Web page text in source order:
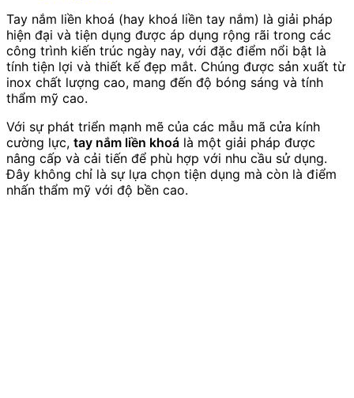
Tay nắm liền khoá (hay khoá liền tay nắm) là giải pháp
hiện đại và tiện dụng được áp dụng rộng rãi trong các
công trình kiến trúc ngày nay, với đặc điểm nổi bật là
tính tiện lợi và thiết kế đẹp mắt. Chúng được sản xuất từ
inox chất lượng cao, mang đến độ bóng sáng và tính
thẩm mỹ cao.
Với sự phát triển mạnh mẽ của các mẫu mã cửa kính
cường lực, tay nắm liền khoá là một giải pháp được
nâng cấp và cải tiến để phù hợp với nhu cầu sử dụng.
Đây không chỉ là sự lựa chọn tiện dụng mà còn là điểm
nhấn thẩm mỹ với độ bền cao.